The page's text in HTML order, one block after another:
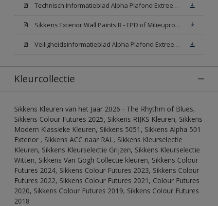
Technisch Informatieblad Alpha Plafond Extreem Mat (PDF)
Sikkens Exterior Wall Paints B - EPD of Milieuproductverklaring
Veiligheidsinformatieblad Alpha Plafond Extreem Mat White W05 (MSDS)
Kleurcollectie
Sikkens Kleuren van het Jaar 2026 - The Rhythm of Blues,
Sikkens Colour Futures 2025, Sikkens RIJKS Kleuren, Sikkens
Modern Klassieke Kleuren, Sikkens 5051, Sikkens Alpha 501
Exterior , Sikkens ACC naar RAL, Sikkens Kleurselectie
Kleuren, Sikkens Kleurselectie Grijzen, Sikkens Kleurselectie
Witten, Sikkens Van Gogh Collectie kleuren, Sikkens Colour
Futures 2024, Sikkens Colour Futures 2023, Sikkens Colour
Futures 2022, Sikkens Colour Futures 2021, Colour Futures
2020, Sikkens Colour Futures 2019, Sikkens Colour Futures
2018